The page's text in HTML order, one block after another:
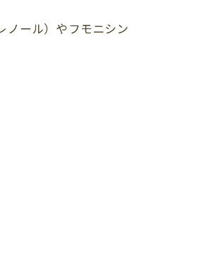
ノール）やフモニシン